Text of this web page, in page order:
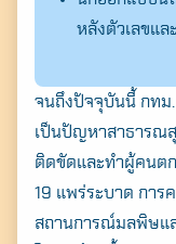
หลังตัวเลขแล
จนถึงปัจจุบันนี้ กทม
เป็นปัญหาสาธารณ
ติดขัดและทำผู้คนตก
19 แพร่ระบาด การ
สถานการณ์มลพิษแ